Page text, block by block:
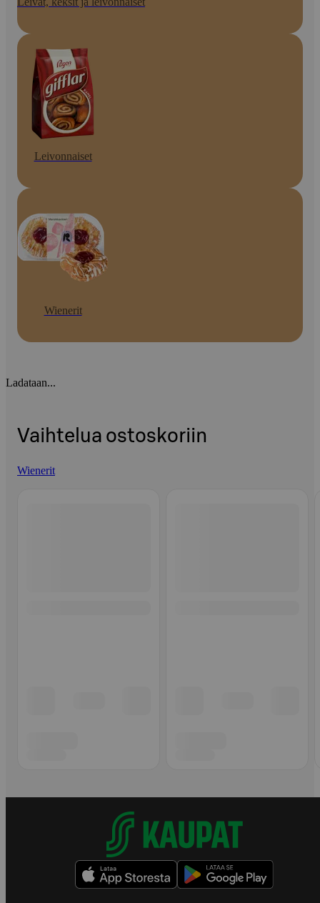
Leivonnaiset
Wienerit
Ladataan...
Vaihtelua ostoskoriin
Wienerit